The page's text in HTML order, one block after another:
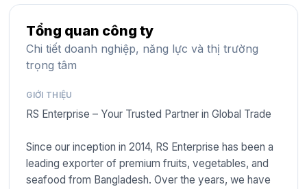
Tổng quan công ty
Chi tiết doanh nghiệp, năng lực và thị trường
trọng tâm
GIỚI THIỆU
RS Enterprise – Your Trusted Partner in Global Trade
Since our inception in 2014, RS Enterprise has been a
leading exporter of premium fruits, vegetables, and
seafood from Bangladesh. Over the years, we have